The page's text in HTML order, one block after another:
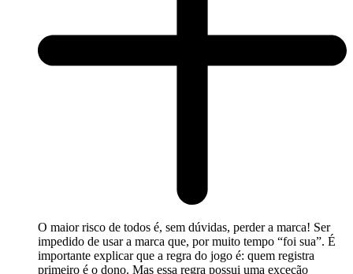
O maior risco de todos é, sem dúvidas, perder a marca! Ser
impedido de usar a marca que, por muito tempo “foi sua”. É
importante explicar que a regra do jogo é: quem registra
primeiro é o dono. Mas essa regra possui uma exceção